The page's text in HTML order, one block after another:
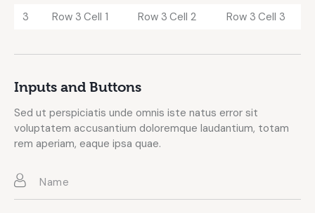
3
Row 3 Cell 1 Row 3 Cell 2 Row 3 Cell 3
Inputs and Buttons
Sed ut perspiciatis unde omnis iste natus error sit
voluptatem accusantium doloremque laudantium, totam
rem aperiam, eaque ipsa quae.